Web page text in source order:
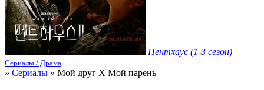
Пентхаус (1-3 сезон)
Сериалы / Драма
» Сериалы » Мой друг Х Мой парень